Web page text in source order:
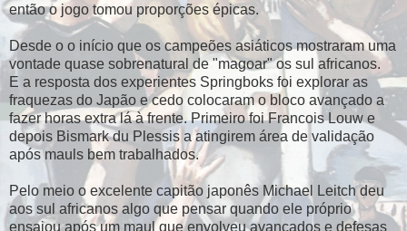
então o jogo tomou proporções épicas.
Desde o o início que os campeões asiáticos mostraram uma
vontade quase sobrenatural de "magoar" os sul africanos.
E a resposta dos experientes Springboks foi explorar as
fraquezas do Japão e cedo colocaram o bloco avançado a
fazer horas extra lá à frente. Primeiro foi Francois Louw e
depois Bismark du Plessis a atingirem área de validação
após mauls bem trabalhados.
Pelo meio o excelente capitão japonês Michael Leitch deu
aos sul africanos algo que pensar quando ele próprio
ensaiou após um maul que envolveu avançados e defesas